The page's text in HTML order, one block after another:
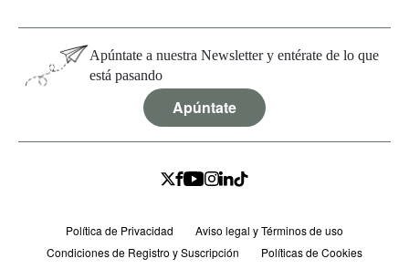
Apúntate a nuestra Newsletter y entérate de lo que
está pasando
Apúntate
Política de Privacidad
Aviso legal y Términos de uso
Condiciones de Registro y Suscripción
Políticas de Cookies